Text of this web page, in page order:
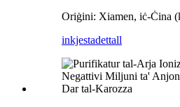
Oriġini: Xiamen, iċ-Ċina
inkjestadettall